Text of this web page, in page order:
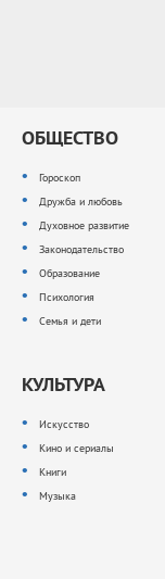
ОБЩЕСТВО
Гороскоп
Дружба и любовь
Духовное развитие
Законодательство
Образование
Психология
Семья и дети
КУЛЬТУРА
Искусство
Кино и сериалы
Книги
Музыка